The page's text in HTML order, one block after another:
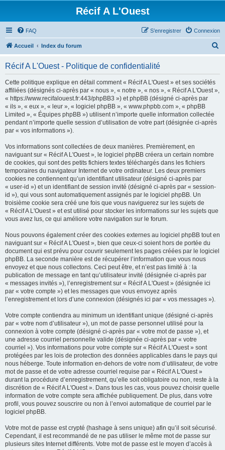
Récif A L'Ouest
FAQ Connexion
S’enregistrer
Accueil Index du forum
Récif A L'Ouest - Politique de confidentialité
Cette politique explique en détail comment « Récif A L'Ouest » et ses sociétés
affiliées (désignés ci-après par « nous », « notre », « nos », « Récif A L'Ouest »,
« https://www.recifalouest.fr:443/phpBB3 ») et phpBB (désigné ci-après par
« ils », « eux », « leur », « logiciel phpBB », « www.phpbb.com », « phpBB
Limited », « Équipes phpBB ») utilisent n’importe quelle information collectée
pendant n’importe quelle session d’utilisation de votre part (désignée ci-après
par « vos informations »).
Vos informations sont collectées de deux manières. Premièrement, en
naviguant sur « Récif A L'Ouest », le logiciel phpBB créera un certain nombre
de cookies, qui sont des petits fichiers textes téléchargés dans les fichiers
temporaires du navigateur Internet de votre ordinateur. Les deux premiers
cookies ne contiennent qu’un identifiant utilisateur (désigné ci-après par
« user-id ») et un identifiant de session invité (désigné ci-après par « session-
id »), qui vous sont automatiquement assignés par le logiciel phpBB. Un
troisième cookie sera créé une fois que vous naviguerez sur les sujets de
« Récif A L'Ouest » et est utilisé pour stocker les informations sur les sujets que
vous avez lus, ce qui améliore votre navigation sur le forum.
Nous pouvons également créer des cookies externes au logiciel phpBB tout en
naviguant sur « Récif A L'Ouest », bien que ceux-ci soient hors de portée du
document qui est prévu pour couvrir seulement les pages créées par le logiciel
phpBB. La seconde manière est de récupérer l’information que vous nous
envoyez et que nous collectons. Ceci peut être, et n’est pas limité à : la
publication de message en tant qu’utilisateur invité (désignée ci-après par
« messages invités »), l’enregistrement sur « Récif A L'Ouest » (désignée ici
par « votre compte ») et les messages que vous envoyez après
l’enregistrement et lors d’une connexion (désignés ici par « vos messages »).
Votre compte contiendra au minimum un identifiant unique (désigné ci-après
par « votre nom d’utilisateur »), un mot de passe personnel utilisé pour la
connexion à votre compte (désigné ci-après par « votre mot de passe »), et
une adresse courriel personnelle valide (désignée ci-après par « votre
courriel »). Vos informations pour votre compte sur « Récif A L'Ouest » sont
protégées par les lois de protection des données applicables dans le pays qui
nous héberge. Toute information en-dehors de votre nom d’utilisateur, de votre
mot de passe et de votre adresse courriel requise par « Récif A L'Ouest »
durant la procédure d’enregistrement, qu’elle soit obligatoire ou non, reste à la
discrétion de « Récif A L'Ouest ». Dans tous les cas, vous pouvez choisir quelle
information de votre compte sera affichée publiquement. De plus, dans votre
profil, vous pouvez souscrire ou non à l’envoi automatique de courriel par le
logiciel phpBB.
Votre mot de passe est crypté (hashage à sens unique) afin qu’il soit sécurisé.
Cependant, il est recommandé de ne pas utiliser le même mot de passe sur
plusieurs sites Internet différents. Votre mot de passe est le moyen d’accès à